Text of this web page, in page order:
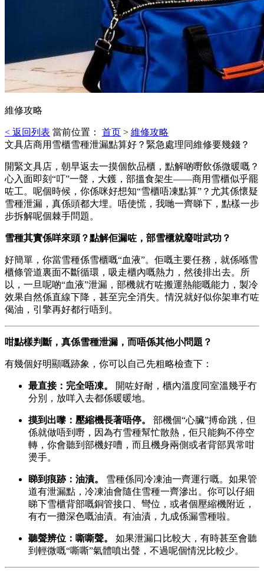
維修攻略
< 返回列表 當前位置： 首页 > 維修攻略
文具店商用雪櫃雪種泄漏點算好？緊急處理同維修要幾錢？
開緊文具店，朝早返去一摸個飲品櫃，點解啲嘢飲係微暖嘅？
心入面即刻“叮”一聲，大鑊，部搵食架生——商用雪櫃似乎罷
咗工。呢個時候，你係咪好想知“雪櫃唔凍點算”？尤其係懷疑
雪種泄漏，真係頭都大埋。唔使慌，我哋一齊睇下，點樣一步
步拆解呢個棘手問題。
雪種其實係咩來頭？點解佢漏咗，部雪櫃就廢咁武功？
好簡單，你當雪種係雪櫃嘅“血液”。佢嘅主要任務，就係喺雪
櫃條管道裏面不斷循環，吸走櫃內嘅熱力，然後排出去。所
以，一旦呢啲“血液”泄漏，部機就冇咗搬運熱能嘅能力，製冷
效果自然係直線下降，甚至完全消失。情況就好似你架車冇咗
偈油，引擎再好都行唔到。
咁點樣判斷，真係雪種泄漏，而唔係其他小問題？
有幾個好明顯嘅跡象，你可以自己先粗略檢查下：
最直接：完全唔凍。
​ 開咗好耐，櫃內溫度同室溫幾乎冇
分別，放咩入去都係暖暖地。
摸到出嚟：壓縮機長著唔停。
​ 部機個“心臟”搏命跳，但
係就做唔到嘢，因為冇雪種幫忙散熱，佢只能夠不停空
轉，你會聽到部機好嘈，而且機身兩側或者背部異常咁
燙手。
睇到痕跡：油漬。
​ 雪種係同冷凍油一齊運行嘅。如果管
道有泄漏點，冷凍油會隨住雪種一齊滲出。你可以仔細
睇下雪櫃背部嘅銅管接口、彎位，或者個壓縮機附近，
有冇一攤深色嘅油漬。有油漬，九成係漏雪種啦。
聽聲辨位：嘶嘶聲。
​ 如果泄漏口比較大，有時甚至會聽
到輕微嘅“嘶嘶”氣體噴出聲，不過呢個情況比較少。